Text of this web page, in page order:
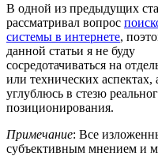
В одной из предыдущих
рассматривал вопрос
системы в интернете,
данной статьи я не буду
сосредотачиваться на
или технических аспектах,
углублюсь в стезю
позиционирования.
Примечание: Все
субъективным мнением и